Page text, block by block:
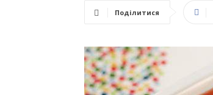
Поділитися